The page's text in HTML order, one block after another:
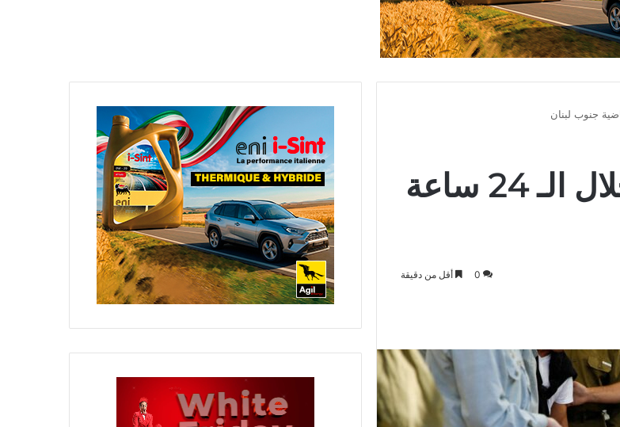
اصابة 22 من جنود العـدو خلال الـ 24 ساعة
0 أقل من دقيقة